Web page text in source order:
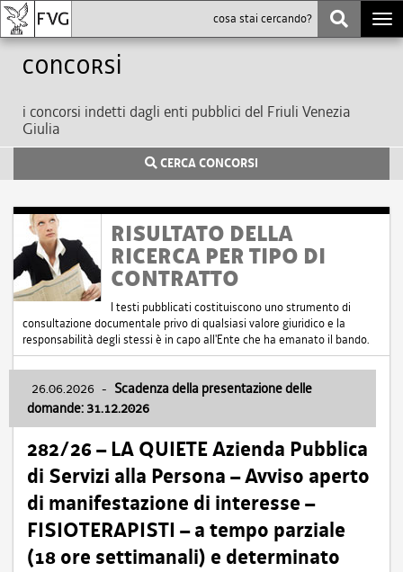
Concorsi
i concorsi indetti dagli enti pubblici del Friuli Venezia
Giulia
CERCA CONCORSI
RISULTATO DELLA
RICERCA PER TIPO DI
CONTRATTO
I testi pubblicati costituiscono uno strumento di
consultazione documentale privo di qualsiasi valore giuridico e la
responsabilità degli stessi è in capo all'Ente che ha emanato il bando.
26.06.2026 - Scadenza della presentazione delle
domande: 31.12.2026
282/26 – LA QUIETE Azienda Pubblica
di Servizi alla Persona – Avviso aperto
di manifestazione di interesse –
FISIOTERAPISTI – a tempo parziale
(18 ore settimanali) e determinato